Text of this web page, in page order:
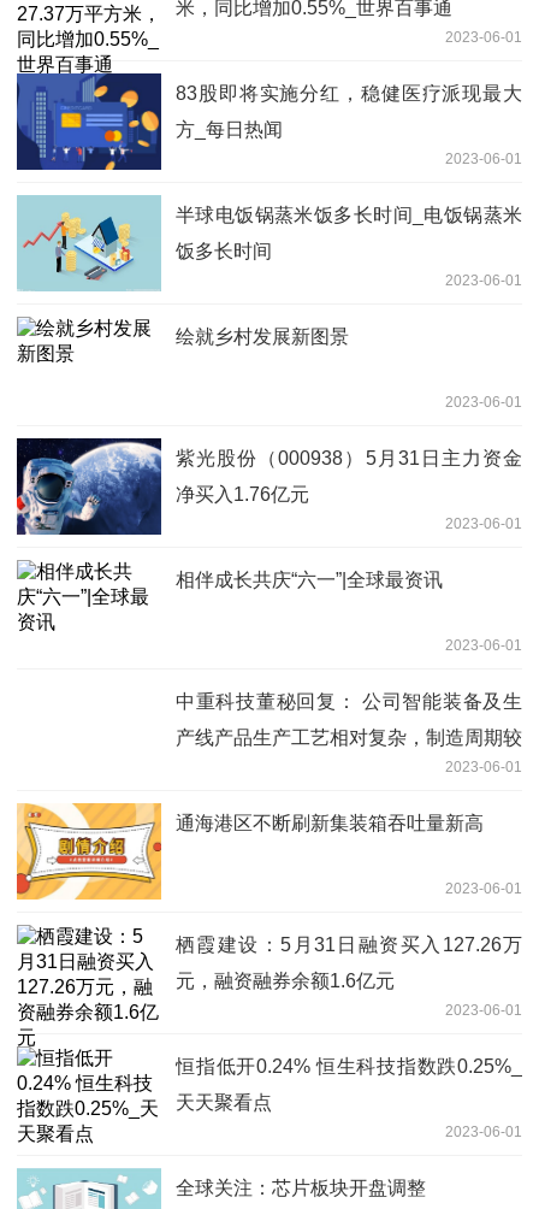
米，同比增加0.55%_世界百事通
2023-06-01
83股即将实施分红，稳健医疗派现最大
方_每日热闻
2023-06-01
半球电饭锅蒸米饭多长时间_电饭锅蒸米
饭多长时间
2023-06-01
绘就乡村发展新图景
2023-06-01
紫光股份（000938）5月31日主力资金
净买入1.76亿元
2023-06-01
相伴成长共庆“六一”|全球最资讯
2023-06-01
中重科技董秘回复： 公司智能装备及生
产线产品生产工艺相对复杂，制造周期较
长，核心设备在公司场地内组织生产2023-06-01
通海港区不断刷新集装箱吞吐量新高
2023-06-01
栖霞建设：5月31日融资买入127.26万
元，融资融券余额1.6亿元
2023-06-01
恒指低开0.24% 恒生科技指数跌0.25%_
天天聚看点
2023-06-01
全球关注：芯片板块开盘调整